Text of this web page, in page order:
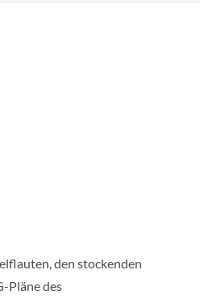
den stockenden
Pläne des